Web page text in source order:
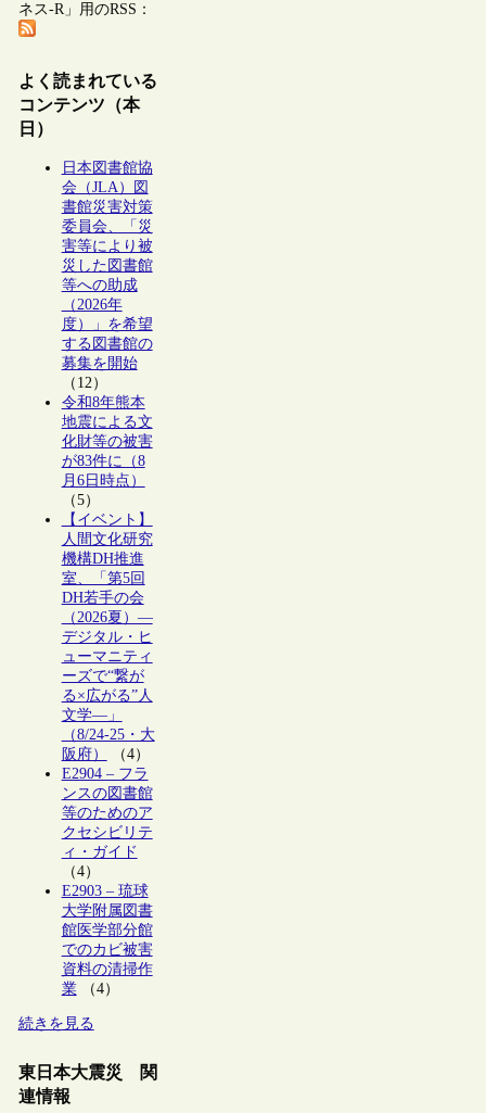
ネス-R」用のRSS：
よく読まれている
コンテンツ（本
日）
日本図書館協
会（JLA）図
書館災害対策
委員会、「災
害等により被
災した図書館
等への助成
（2026年
度）」を希望
する図書館の
募集を開始
（12）
令和8年熊本
地震による文
化財等の被害
が83件に（8
月6日時点）
（5）
【イベント】
人間文化研究
機構DH推進
室、「第5回
DH若手の会
（2026夏）―
デジタル・ヒ
ューマニティ
ーズで“繋が
る×広がる”人
文学―」
（8/24-25・大
阪府）
（4）
E2904 – フラ
ンスの図書館
等のためのア
クセシビリテ
ィ・ガイド
（4）
E2903 – 琉球
大学附属図書
館医学部分館
でのカビ被害
資料の清掃作
業（4）
続きを見る
東日本大震災 関
連情報